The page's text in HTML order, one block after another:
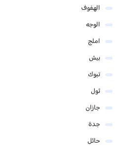
الهفوف
الوجه
املج
بيش
تبوك
ثول
جازان
جدة
حائل